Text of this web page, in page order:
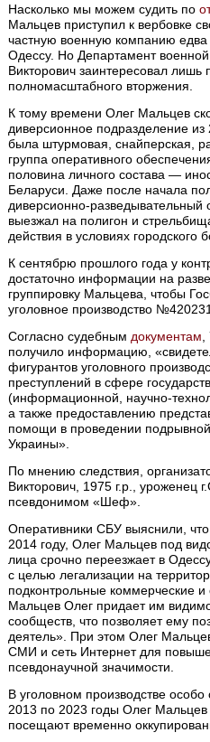
Насколько мы можем судить по
Мальцев приступил к вербовке
частную военную компанию едва
Одессу. Но Департамент
Викторович заинтересовал лишь
полномасштабного вторжения.
К тому времени Олег Мальцев
диверсионное подразделение из
была штурмовая, снайперская,
группа оперативного
половина личного состава —
Беларуси. Даже после начала
диверсионно-разведывательный
выезжал на полигон и
действия в условиях городского
К сентябрю прошлого года у
достаточно информации на
группировку Мальцева, чтобы
уголовное производство
Согласно судебным документам
получило информацию,
фигурантов уголовного
преступлений в сфере
(информационной, научно-
а также предоставлению
помощи в проведении подрывной
Украины».
По мнению следствия,
Викторович, 1975 г.р., уроженец
псевдонимом «Шеф».
Оперативники СБУ выяснили,
2014 году, Олег Мальцев под
лица срочно переезжает в
с целью легализации на
подконтрольные коммерческие
Мальцев Олег придает им
сообществ, что позволяет ему
деятель». При этом Олег
СМИ и сеть Интернет для
псевдонаучной значимости.
В уголовном производстве
2013 по 2023 годы Олег Мальцев
посещают временно